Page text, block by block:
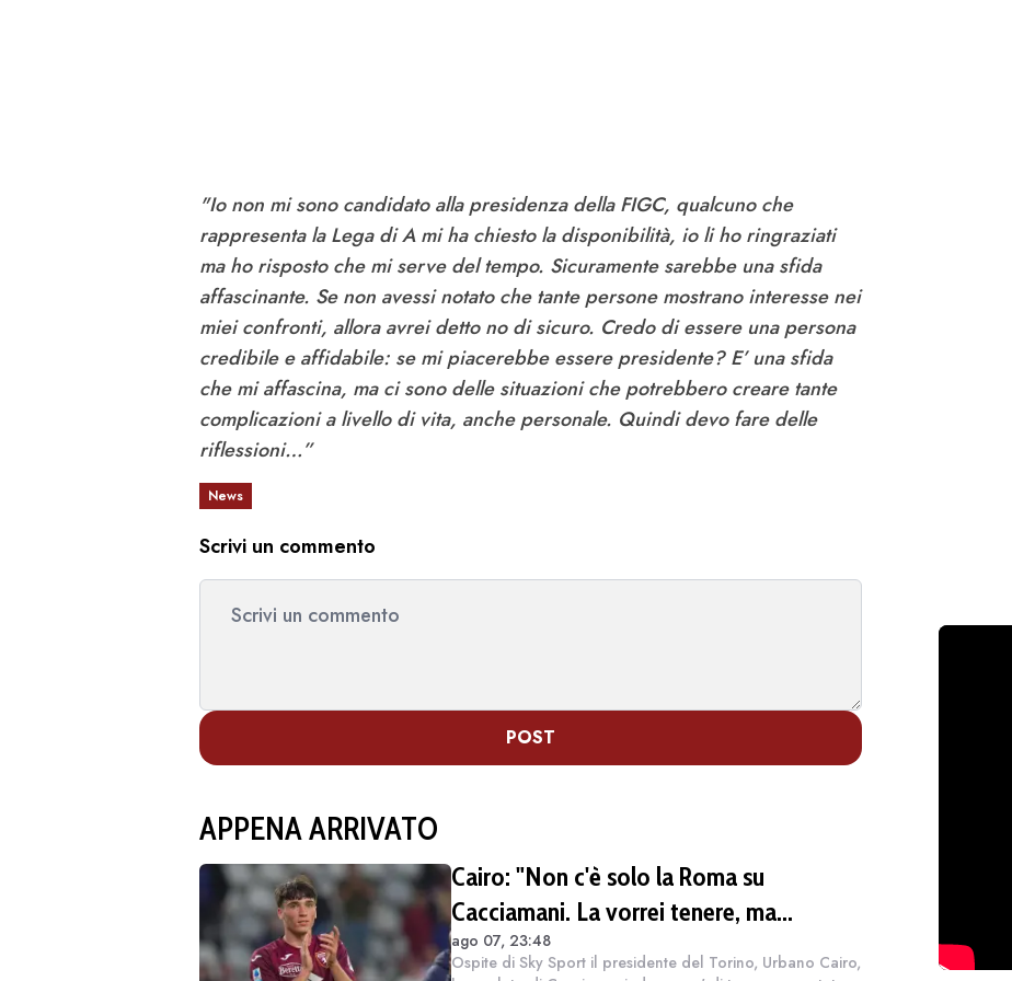
"Io non mi sono candidato alla presidenza della FIGC, qualcuno che
rappresenta la Lega di A mi ha chiesto la disponibilità, io li ho ringraziati
ma ho risposto che mi serve del tempo. Sicuramente sarebbe una sfida
affascinante. Se non avessi notato che tante persone mostrano interesse nei
miei confronti, allora avrei detto no di sicuro. Credo di essere una persona
credibile e affidabile: se mi piacerebbe essere presidente? E’ una sfida
che mi affascina, ma ci sono delle situazioni che potrebbero creare tante
complicazioni a livello di vita, anche personale. Quindi devo fare delle
riflessioni…”
News
Scrivi un commento
POST
APPENA ARRIVATO
Cairo: "Non c'è solo la Roma su
Cacciamani. La vorrei tenere, ma
vediamo"
ago 07, 23:48
Ospite di Sky Sport il presidente del Torino, Urbano Cairo,